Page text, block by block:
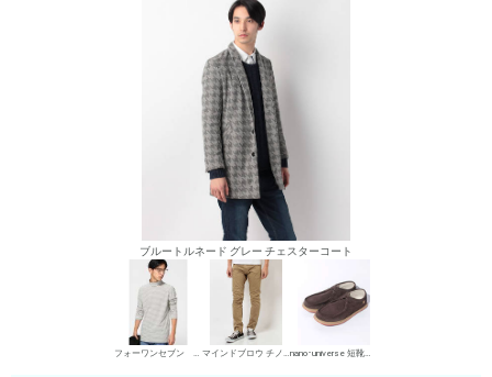
ブルートルネード グレー チェスターコート
フォーワンセブン バイ エディフィス ハイネック マインドブロウ チノパン・綿パン nano･universe 短靴・レザーシューズ